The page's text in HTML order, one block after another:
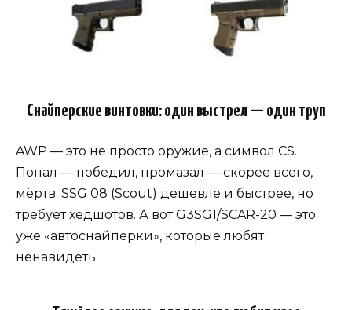
Снайперские винтовки: один выстрел — один труп
AWP — это не просто оружие, а символ CS.
Попал — победил, промазал — скорее всего,
мёртв. SSG 08 (Scout) дешевле и быстрее, но
требует хедшотов. А вот G3SG1/SCAR-20 — это
уже «автоснайперки», которые любят
ненавидеть.